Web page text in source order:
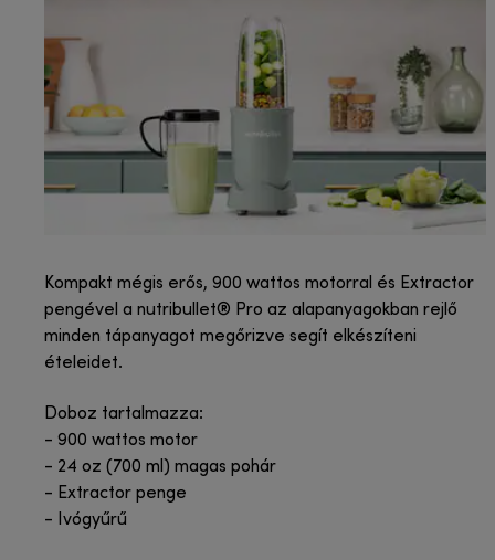
Kompakt mégis erős, 900 wattos motorral és Extractor
pengével a nutribullet® Pro az alapanyagokban rejlő
minden tápanyagot megőrizve segít elkészíteni
ételeidet.
Doboz tartalmazza:
- 900 wattos motor
- 24 oz (700 ml) magas pohár
- Extractor penge
- Ivógyűrű